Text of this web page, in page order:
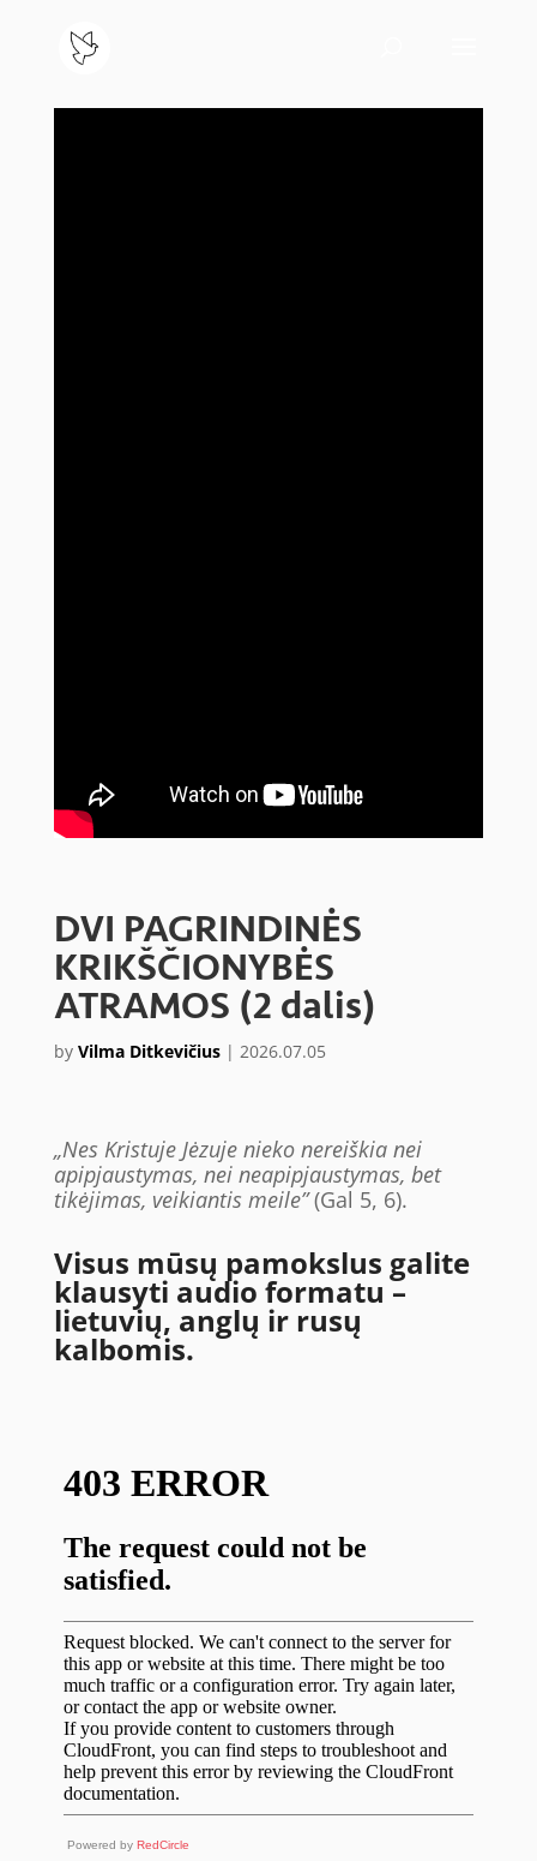
DVI PAGRINDINĖS
KRIKŠČIONYBĖS
ATRAMOS (2 dalis)
by Vilma Ditkevičius| 2026.07.05
„Nes Kristuje Jėzuje nieko nereiškia nei
apipjaustymas, nei neapipjaustymas, bet
tikėjimas, veikiantis meile”(Gal 5, 6).
Visus mūsų pamokslus galite
klausyti audio formatu –
lietuvių, anglų ir rusų
kalbomis.
Powered by RedCircle